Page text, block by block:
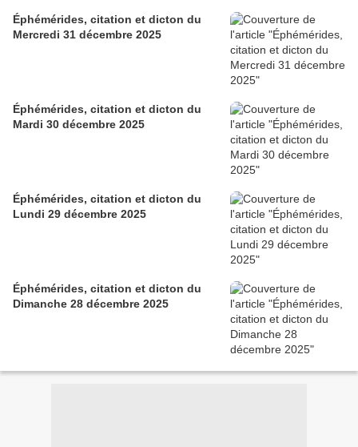
Éphémérides, citation et dicton du
Mercredi 31 décembre 2025
Éphémérides, citation et dicton du
Mardi 30 décembre 2025
Éphémérides, citation et dicton du
Lundi 29 décembre 2025
Éphémérides, citation et dicton du
Dimanche 28 décembre 2025